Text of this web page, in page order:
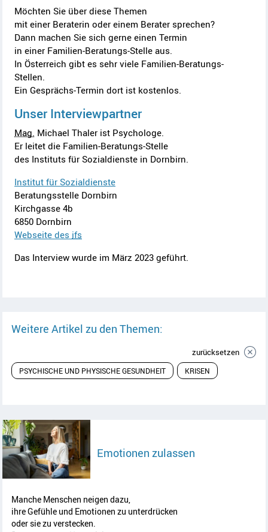
Möchten Sie über diese Themen
mit einer Beraterin oder einem Berater sprechen?
Dann machen Sie sich gerne einen Termin
in einer Familien-Beratungs-Stelle aus.
In Österreich gibt es sehr viele Familien-Beratungs-
Stellen.
Ein Gesprächs-Termin dort ist kostenlos.
Unser Interviewpartner
Mag. Michael Thaler ist Psychologe.
Er leitet die Familien-Beratungs-Stelle
des Instituts für Sozialdienste in Dornbirn.
Institut für Sozialdienste
Beratungsstelle Dornbirn
Kirchgasse 4b
6850 Dornbirn
Webseite des ifs
Das Interview wurde im März 2023 geführt.
Weitere Artikel zu den Themen:
PSYCHISCHE UND PHYSISCHE GESUNDHEIT KRISEN
zurücksetzen
Emotionen zulassenArtikel lesen
Manche Menschen neigen dazu,
ihre Gefühle und Emotionen zu unterdrücken
oder sie zu verstecken.